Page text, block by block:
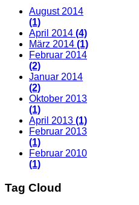
August 2014
(1)
April 2014 (4)
März 2014 (1)
Februar 2014
(2)
Januar 2014
(2)
Oktober 2013
(1)
April 2013 (1)
Februar 2013
(1)
Februar 2010
(1)
Tag Cloud